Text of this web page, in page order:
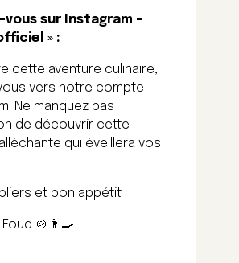
vous sur Instagram –
» :
cette aventure culinaire,
vers notre compte
Ne manquez pas
de découvrir cette
qui éveillera vos
et bon appétit !
Foud 🍲👨‍🍳